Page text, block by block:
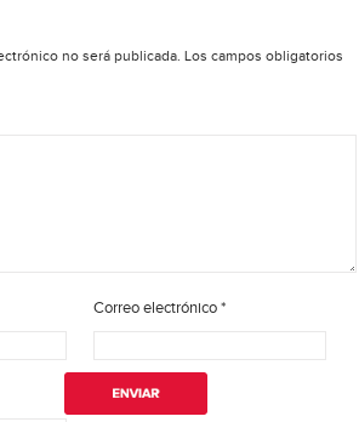
no será publicada. Los campos obligatorios
Correo electrónico*